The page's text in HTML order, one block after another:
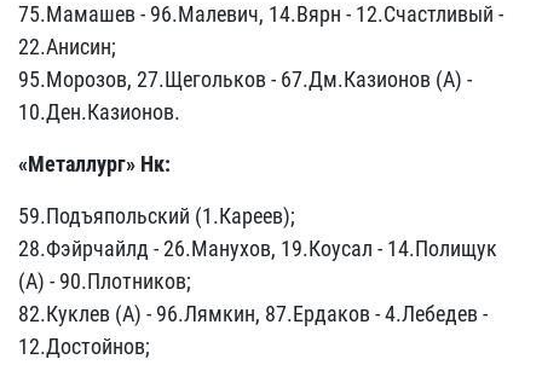
75.Мамашев - 96.Малевич, 14.Вярн - 12.Счастливый -
22.Анисин;
95.Морозов, 27.Щегольков - 67.Дм.Казионов (А) -
10.Ден.Казионов.
«Металлург» Нк:
59.Подъяпольский (1.Кареев);
28.Фэйрчайлд - 26.Манухов, 19.Коусал - 14.Полищук
(А) - 90.Плотников;
82.Куклев (А) - 96.Лямкин, 87.Ердаков - 4.Лебедев -
12.Достойнов;